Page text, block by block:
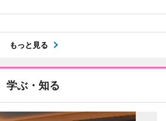
もっと見る
学ぶ・知る